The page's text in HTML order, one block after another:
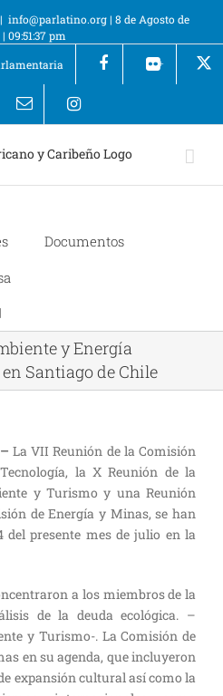
| info@parlatino.org| 8 de Agosto de
| 09:51:37 pm
+
Documentos
y Energía
Santiago de Chile
–La VII Reunión de la Comisión
la X Reunión de la
y Turismo y una Reunión
de Energía y Minas, se han
del presente mes de julio en la
a los miembros de la
de la deuda ecológica. –
y Turismo-. La Comisión de
en su agenda, que incluyeron
expansión cultural así como la